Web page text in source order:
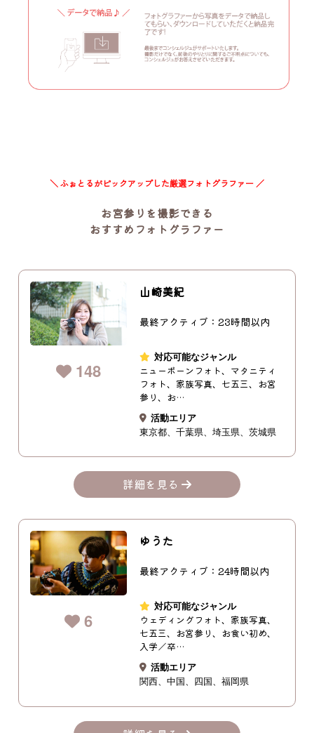
＼ ふぉとるがピックアップした厳選フォトグラファー ／
お宮参りを撮影できる
おすすめフォトグラファー
148
山崎美紀
最終アクティブ：23時間以内
対応可能なジャンル
ニューボーンフォト、マタニティ
フォト、家族写真、七五三、お宮
参り、お…
活動エリア
東京都
千葉県 埼玉県 茨城県
詳細を見る
6
ゆうた
最終アクティブ：24時間以内
対応可能なジャンル
ウェディングフォト、家族写真、
七五三、お宮参り、お食い初め、
入学／卒…
活動エリア
関西
中国 四国 福岡県